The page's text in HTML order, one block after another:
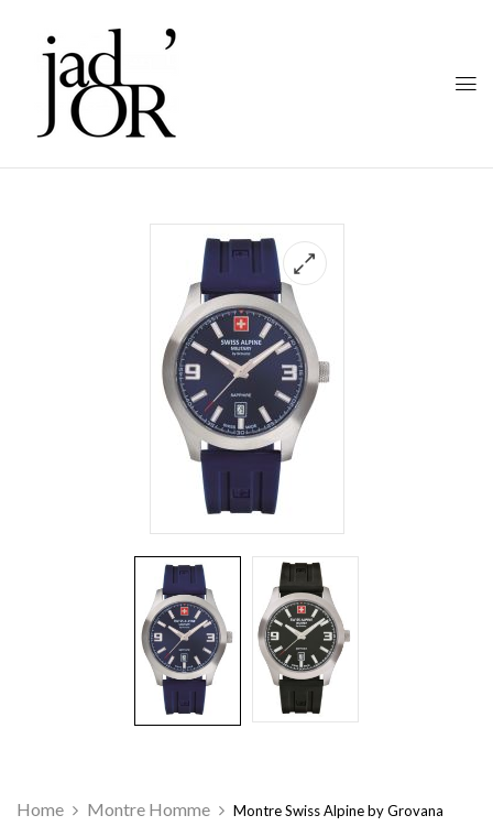
Home Montre Homme Montre Swiss Alpine by Grovana